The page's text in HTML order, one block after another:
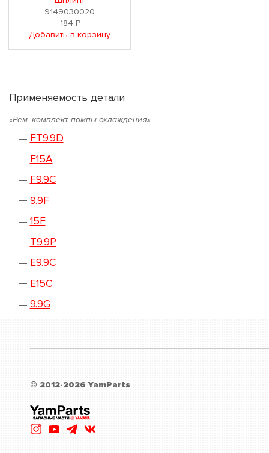
9149030020
184 Р
Добавить в корзину
Применяемость детали
«Рем. комплект помпы охлаждения»
FT9.9D
F15A
F9.9C
9.9F
15F
T9.9P
E9.9C
E15C
9.9G
© 2012-2026 YamParts